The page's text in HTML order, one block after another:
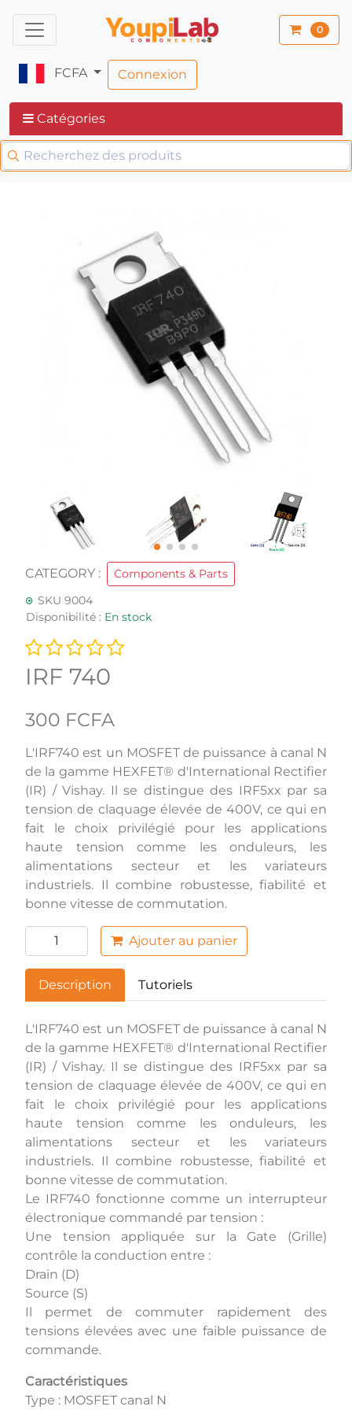
0
FCFA Connexion
Catégories
CATEGORY :
Components & Parts
SKU 9004
Disponibilité : En stock
IRF 740
300 FCFA
L'IRF740 est un MOSFET de puissance à canal N
de la gamme HEXFET® d'International Rectifier
(IR) / Vishay. Il se distingue des IRF5xx par sa
tension de claquage élevée de 400V, ce qui en
fait le choix privilégié pour les applications
haute tension comme les onduleurs, les
alimentations secteur et les variateurs
industriels. Il combine robustesse, fiabilité et
bonne vitesse de commutation.
Ajouter au panier
Description Tutoriels
L'IRF740 est un MOSFET de puissance à canal N
de la gamme HEXFET® d'International Rectifier
(IR) / Vishay. Il se distingue des IRF5xx par sa
tension de claquage élevée de 400V, ce qui en
fait le choix privilégié pour les applications
haute tension comme les onduleurs, les
alimentations secteur et les variateurs
industriels. Il combine robustesse, fiabilité et
bonne vitesse de commutation.
Le IRF740 fonctionne comme un interrupteur
électronique commandé par tension :
Une tension appliquée sur la Gate (Grille)
contrôle la conduction entre :
Drain (D)
Source (S)
Il permet de commuter rapidement des
tensions élevées avec une faible puissance de
commande.
Caractéristiques
Type : MOSFET canal N